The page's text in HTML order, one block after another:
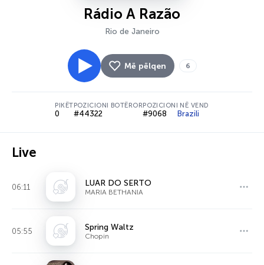
Rádio A Razão
Rio de Janeiro
Më pëlqen 6
PIKËT
0
POZICIONI BOTËROR
#44322
POZICIONI NË VEND
#9068 Brazili
Live
06:11 LUAR DO SERTO
MARIA BETHANIA
05:55 Spring Waltz
Chopin